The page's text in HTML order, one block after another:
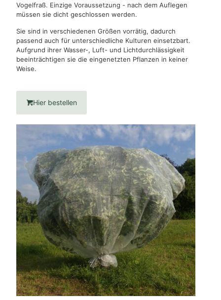
Vogelfraß. Einzige Voraussetzung - nach dem Auflegen
müssen sie dicht geschlossen werden.
Sie sind in verschiedenen Größen vorrätig, dadurch
passend auch für unterschiedliche Kulturen einsetzbart.
Aufgrund ihrer Wasser-, Luft- und Lichtdurchlässigkeit
beeinträchtigen sie die eingenetzten Pflanzen in keiner
Weise.
Hier bestellen